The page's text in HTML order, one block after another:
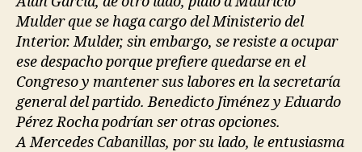
Mulder que se haga cargo del Ministerio del
Interior. Mulder, sin embargo, se resiste a ocupar
ese despacho porque prefiere quedarse en el
Congreso y mantener sus labores en la secretaría
general del partido. Benedicto Jiménez y Eduardo
Pérez Rocha podrían ser otras opciones.
A Mercedes Cabanillas, por su lado, le entusiasma